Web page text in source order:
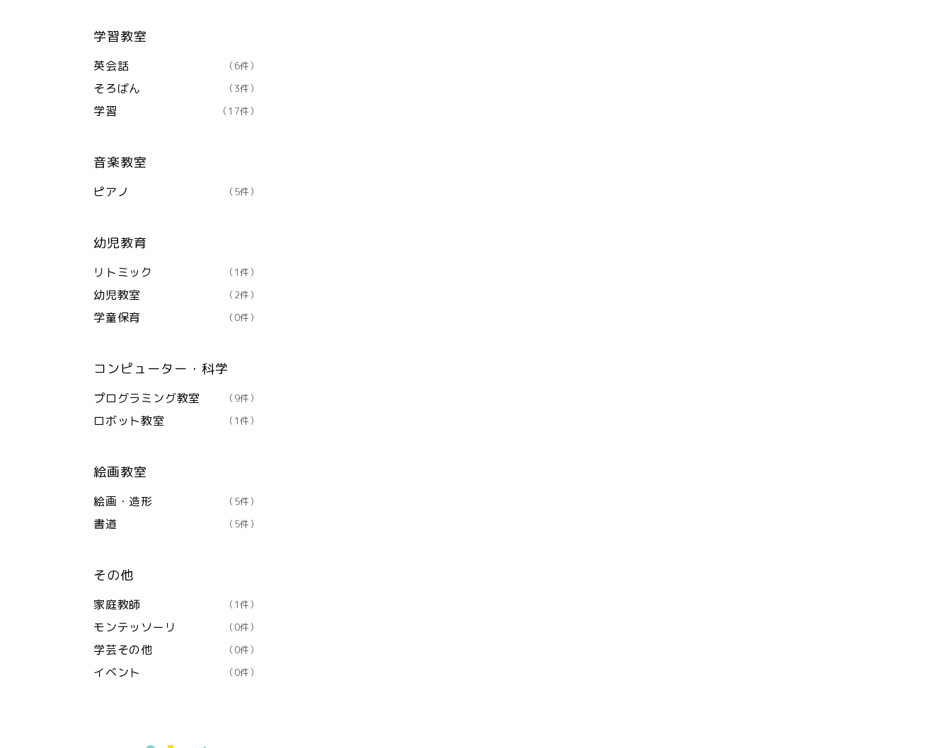
学習教室
英会話 （6件）
そろばん （3件）
学習 （17件）
音楽教室
ピアノ （5件）
幼児教育
リトミック （1件）
幼児教室 （2件）
学童保育 （0件）
コンピューター・科学
プログラミング教室 （9件）
ロボット教室 （1件）
絵画教室
絵画・造形 （5件）
書道 （5件）
その他
家庭教師 （1件）
モンテッソーリ （0件）
学芸その他 （0件）
イベント （0件）